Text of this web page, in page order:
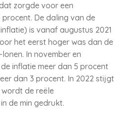
zorgde voor een
De daling van de
is vanaf augustus 2021
het eerst hoger was dan de
In november en
inflatie meer dan 5 procent
dan 3 procent. In 2022 stijgt
de reële
de min gedrukt.